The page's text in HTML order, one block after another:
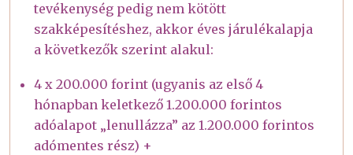
tevékenység pedig nem kötött
szakképesítéshez, akkor éves járulékalapja
a következők szerint alakul:
4 x 200.000 forint (ugyanis az első 4
hónapban keletkező 1.200.000 forintos
adóalapot „lenullázza” az 1.200.000 forintos
adómentes rész) +